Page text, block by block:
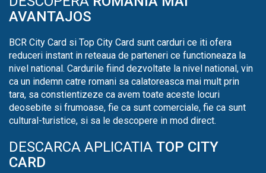
AVANTAJOS
BCR City Card si Top City Card sunt carduri ce iti ofera
reduceri instant in reteaua de parteneri ce functioneaza la
nivel national. Cardurile fiind dezvoltate la nivel national, vin
ca un indemn catre romani sa calatoreasca mai mult prin
tara, sa constientizeze ca avem toate aceste locuri
deosebite si frumoase, fie ca sunt comerciale, fie ca sunt
cultural-turistice, si sa le descopere in mod direct.
DESCARCA APLICATIA TOP CITY
CARD